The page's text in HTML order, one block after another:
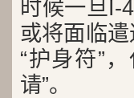
时候一旦I-
或将面临
“护身符”
请”。